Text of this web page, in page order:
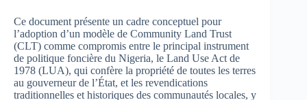
Ce document présente un cadre conceptuel pour
l’adoption d’un modèle de Community Land Trust
(CLT) comme compromis entre le principal instrument
de politique foncière du Nigeria, le Land Use Act de
1978 (LUA), qui confère la propriété de toutes les terres
au gouverneur de l’État, et les revendications
traditionnelles et historiques des communautés locales, y